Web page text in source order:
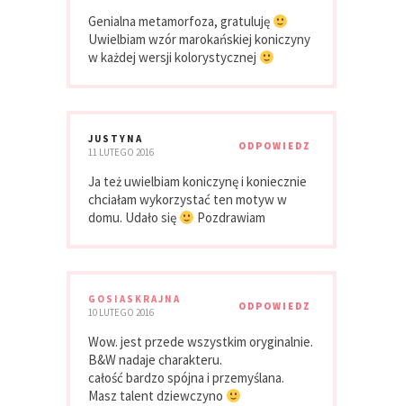
Genialna metamorfoza, gratuluję
Uwielbiam wzór marokańskiej koniczyny
w każdej wersji kolorystycznej
JUSTYNA
11 LUTEGO 2016
ODPOWIEDZ
Ja też uwielbiam koniczynę i koniecznie
chciałam wykorzystać ten motyw w
domu. Udało się
Pozdrawiam
GOSIASKRAJNA
10 LUTEGO 2016
ODPOWIEDZ
Wow. jest przede wszystkim oryginalnie.
B&W nadaje charakteru.
całość bardzo spójna i przemyślana.
Masz talent dziewczyno